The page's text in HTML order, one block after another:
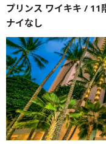
プリンス ワイキキ / 11
ナイなし